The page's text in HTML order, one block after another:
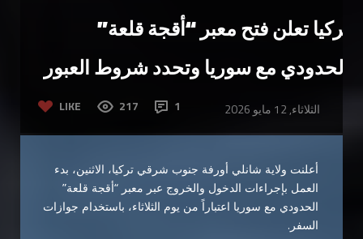
تركيا تعلن فتح معبر “أقجة قلعة”
الحدودي مع سوريا وتحدد شروط العبور
LIKE 217 1 الثلاثاء, 12 مايو 2026
أعلنت ولاية شانلي أورفة جنوب شرقي تركيا، الاثنين، بدء
العمل بإجراءات الدخول والخروج عبر معبر “أقجة قلعة”
الحدودي مع سوريا اعتباراً من يوم الثلاثاء، باستخدام جوازات
السفر.